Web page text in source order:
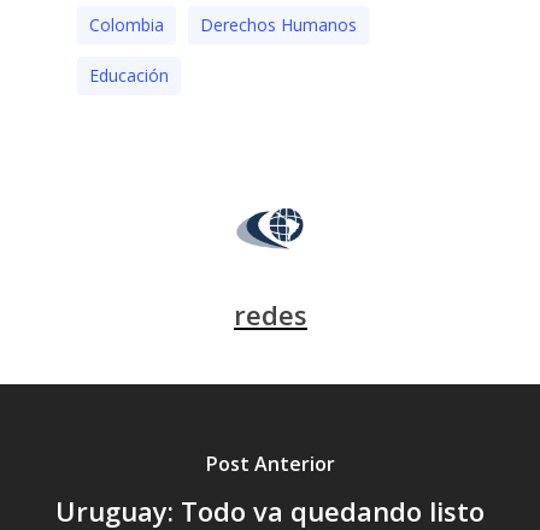
Colombia Derechos Humanos
Educación
redes
Post Anterior
Uruguay: Todo va quedando listo